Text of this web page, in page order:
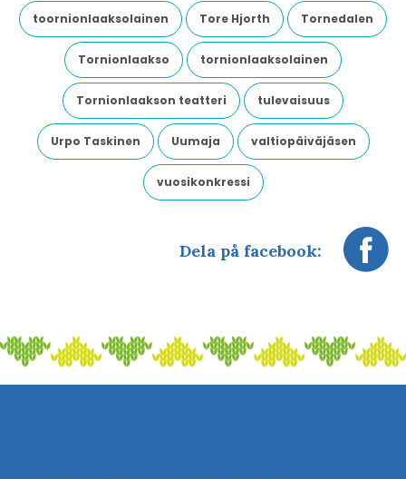
toornionlaaksolainen Tore Hjorth Tornedalen
Tornionlaakso tornionlaaksolainen
Tornionlaakson teatteri tulevaisuus
Urpo Taskinen Uumaja valtiopäiväjäsen
vuosikonkressi
Dela på facebook: